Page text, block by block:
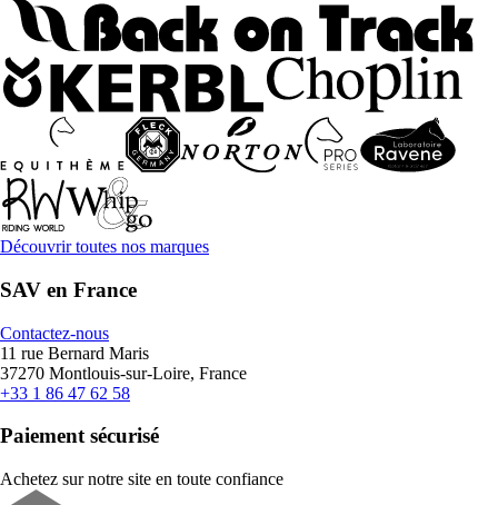
Découvrir toutes nos marques
SAV en France
Contactez-nous
11 rue Bernard Maris
37270 Montlouis-sur-Loire, France
+33 1 86 47 62 58
Paiement sécurisé
Achetez sur notre site en toute confiance